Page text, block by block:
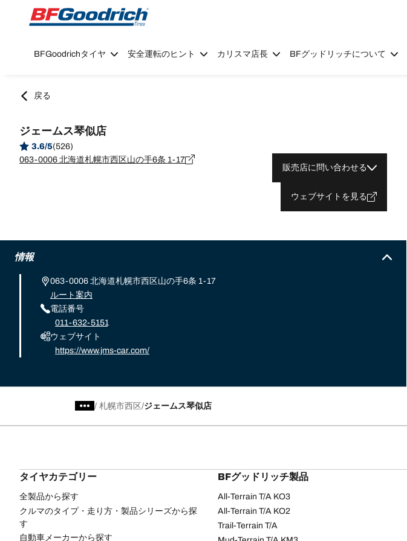
Go to page content
Go to page navigation
BFGoodrichタイヤ 安全運転のヒント カリスマ店長 BFグッドリッチについて
戻る
ジェームス琴似店
3.6/5(526)
063-0006 北海道札幌市西区山の手6条 1-17
販売店に問い合わせる
ウェブサイトを見る
情報
063-0006 北海道札幌市西区山の手6条 1-17
ルート案内
電話番号
011-632-5151
ウェブサイト
https://www.jms-car.com/
/ 札幌市西区 ジェームス琴似店
タイヤカテゴリー
全製品から探す
クルマのタイプ・走り方・製品シリーズから探
す
自動車メーカーから探す
BFグッドリッチ製品
All-Terrain T/A KO3
All-Terrain T/A KO2
Trail-Terrain T/A